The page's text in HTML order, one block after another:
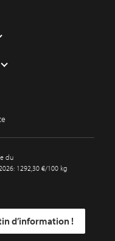
du
1292,30 €/100 kg
d’information !